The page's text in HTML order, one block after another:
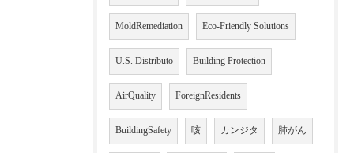
MoldRemediation Eco-Friendly Solutions
U.S. Distributo Building Protection
AirQuality ForeignResidents
BuildingSafety 咳 カンジタ 肺がん